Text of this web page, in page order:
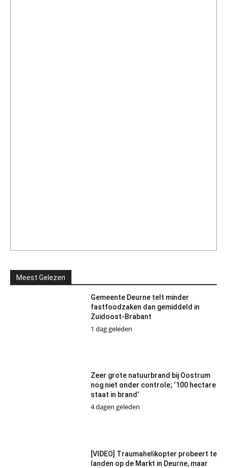
Meest Gelezen
Gemeente Deurne telt minder
fastfoodzaken dan gemiddeld in
Zuidoost-Brabant
1 dag geleden
Zeer grote natuurbrand bij Oostrum
nog niet onder controle; ‘100 hectare
staat in brand’
4 dagen geleden
[VIDEO] Traumahelikopter probeert te
landen op de Markt in Deurne, maar